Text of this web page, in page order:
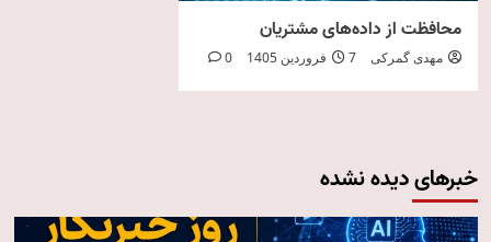
محافظت از داده‌های مشتریان
مهدی گمرکی 7 فروردین 1405 0
خبرهای دیده نشده